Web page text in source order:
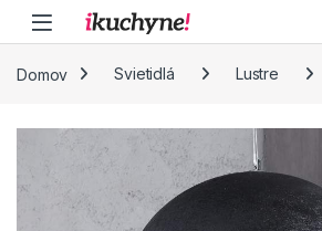
Skip to navigation
Skip to content
Domov Svietidlá Lustre